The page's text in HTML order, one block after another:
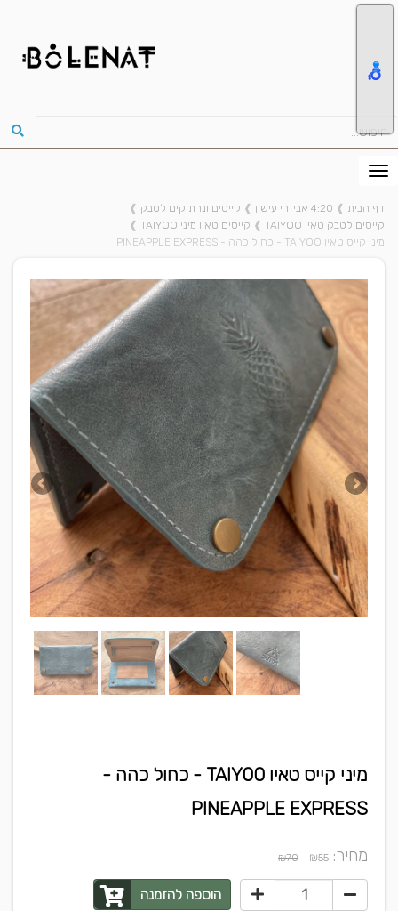
דף הבית ❱ 4:20 אביזרי עישון ❱ קייסים ונרתיקים לטבק ❱
קייסים לטבק טאיו TAIYOO
❱ קייסים טאיו מיני TAIYOO
❱
מיני קייס טאיו TAIYOO - כחול כהה - PINEAPPLE EXPRESS
מיני קייס טאיו TAIYOO - כחול כהה -
PINEAPPLE EXPRESS
מחיר: ₪55
₪70
הוספה להזמנה